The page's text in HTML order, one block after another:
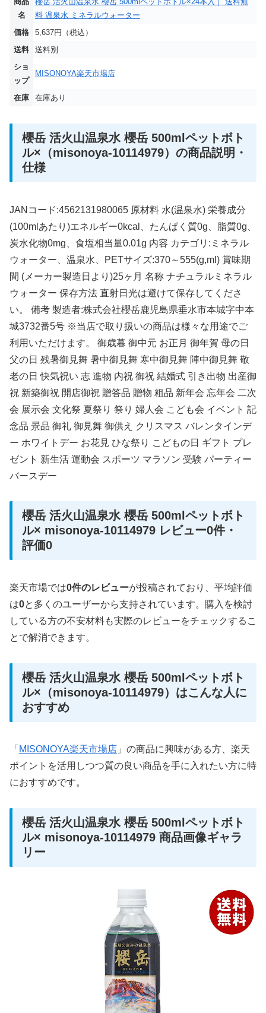
名
料 温泉水 ミネラルウォーター
価格
5,637円（税込）
送料
送料別
ショ
ップ
MISONOYA楽天市場店
在庫 在庫あり
櫻岳 活火山温泉水 櫻岳 500mlペットボト
ル×（misonoya-10114979）の商品説明・
仕様
JANコード:4562131980065 原材料 水(温泉水) 栄養成分
(100mlあたり)エネルギー0kcal、たんぱく質0g、脂質0g、
炭水化物0mg、食塩相当量0.01g 内容 カテゴリ:ミネラル
ウォーター、温泉水、PETサイズ:370～555(g,ml) 賞味期
間 (メーカー製造日より)25ヶ月 名称 ナチュラルミネラル
ウォーター 保存方法 直射日光は避けて保存してくださ
い。 備考 製造者:株式会社櫻岳鹿児島県垂水市本城字中本
城3732番5号 ※当店で取り扱いの商品は様々な用途でご
利用いただけます。 御歳暮 御中元 お正月 御年賀 母の日
父の日 残暑御見舞 暑中御見舞 寒中御見舞 陣中御見舞 敬
老の日 快気祝い 志 進物 内祝 御祝 結婚式 引き出物 出産御
祝 新築御祝 開店御祝 贈答品 贈物 粗品 新年会 忘年会 二次
会 展示会 文化祭 夏祭り 祭り 婦人会 こども会 イベント 記
念品 景品 御礼 御見舞 御供え クリスマス バレンタインデ
ー ホワイトデー お花見 ひな祭り こどもの日 ギフト プレ
ゼント 新生活 運動会 スポーツ マラソン 受験 パーティー
バースデー
櫻岳 活火山温泉水 櫻岳 500mlペットボト
ル× misonoya-10114979 レビュー0件・
評価0
楽天市場では0件のレビューが投稿されており、平均評価
は0と多くのユーザーから支持されています。購入を検討
している方の不安材料も実際のレビューをチェックするこ
とで解消できます。
櫻岳 活火山温泉水 櫻岳 500mlペットボト
ル×（misonoya-10114979）はこんな人に
おすすめ
「 MISONOYA楽天市場店 」の商品に興味がある方、楽天
ポイントを活用しつつ質の良い商品を手に入れたい方に特
におすすめです。
櫻岳 活火山温泉水 櫻岳 500mlペットボト
ル× misonoya-10114979 商品画像ギャラ
リー